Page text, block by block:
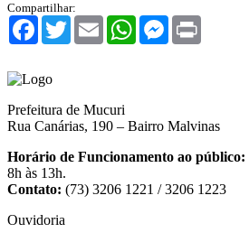
Compartilhar:
Facebook
TwitterEmail WhatsAppMessenger
Prefeitura de Mucuri
Rua Canárias, 190 – Bairro Malvinas
Horário de Funcionamento ao público:
8h às 13h.
Contato: (73) 3206 1221 / 3206 1223
Ouvidoria